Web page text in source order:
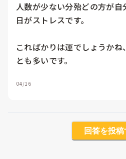
人数が少ない分殆どの方が
日がストレスです。
こればかりは運でしょうか
とも多いです。
04/16
回答を投稿